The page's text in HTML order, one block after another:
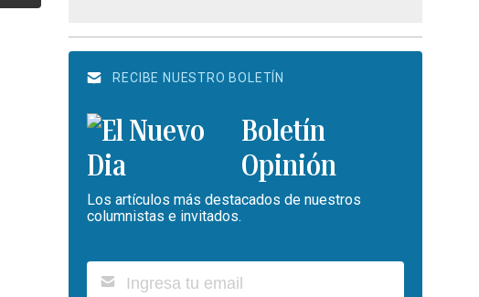
RECIBE NUESTRO BOLETÍN
Boletín
Opinión
Los artículos más destacados de nuestros
columnistas e invitados.